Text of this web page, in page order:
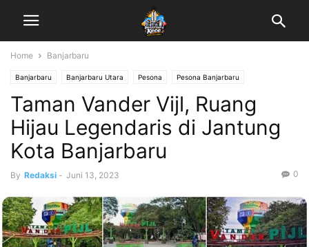
Home Banjarbaru
Banjarbaru Banjarbaru Utara Pesona Pesona Banjarbaru
Wisata Banjarbaru
Taman Vander Vijl, Ruang
Hijau Legendaris di Jantung
Kota Banjarbaru
By Redaksi - Juni 13, 2023 0